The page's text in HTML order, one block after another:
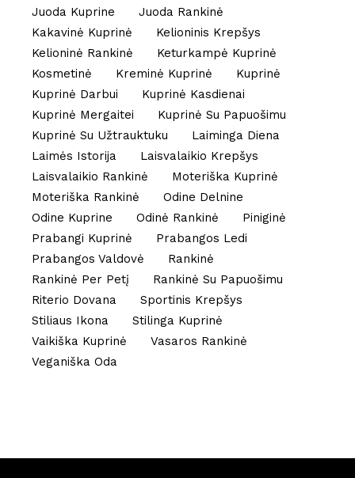
Juoda Kuprine
Juoda Rankinė
Kakavinė Kuprinė
Kelioninis Krepšys
Kelioninė Rankinė
Keturkampė Kuprinė
Kosmetinė
Kreminė Kuprinė
Kuprinė
Kuprinė Darbui
Kuprinė Kasdienai
Kuprinė Mergaitei
Kuprinė Su Papuošimu
Kuprinė Su Užtrauktuku
Laiminga Diena
Laimės Istorija
Laisvalaikio Krepšys
Laisvalaikio Rankinė
Moteriška Kuprinė
Moteriška Rankinė
Odine Delnine
Odine Kuprine
Odinė Rankinė
Piniginė
Prabangi Kuprinė
Prabangos Ledi
Prabangos Valdovė
Rankinė
Rankinė Per Petį
Rankinė Su Papuošimu
Riterio Dovana
Sportinis Krepšys
Stiliaus Ikona
Stilinga Kuprinė
Vaikiška Kuprinė
Vasaros Rankinė
Veganiška Oda